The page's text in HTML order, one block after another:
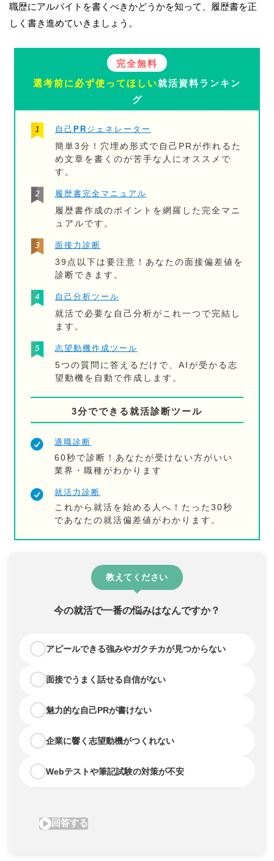
職歴にアルバイトを書くべきかどうかを知って、履歴書を正
しく書き進めていきましょう。
完全無料
選考前に必ず使ってほしい就活資料ランキン
グ
自己PRジェネレーター
簡単3分！穴埋め形式で自己PRが作れるた
め文章を書くのが苦手な人にオススメで
す。
履歴書完全マニュアル
履歴書作成のポイントを網羅した完全マニ
ュアルです。
面接力診断
39点以下は要注意！あなたの面接偏差値を
診断できます。
自己分析ツール
就活で必要な自己分析がこれ一つで完結し
ます。
志望動機作成ツール
5つの質問に答えるだけで、AIが受かる志
望動機を自動で作成します。
3分でできる就活診断ツール
適職診断
60秒で診断！あなたが受けない方がいい
業界・職種がわかります
就活力診断
これから就活を始める人へ！たった30秒
であなたの就活偏差値がわかります。